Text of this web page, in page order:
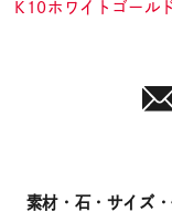
K10ホワイトゴー
素材・石・サイズ